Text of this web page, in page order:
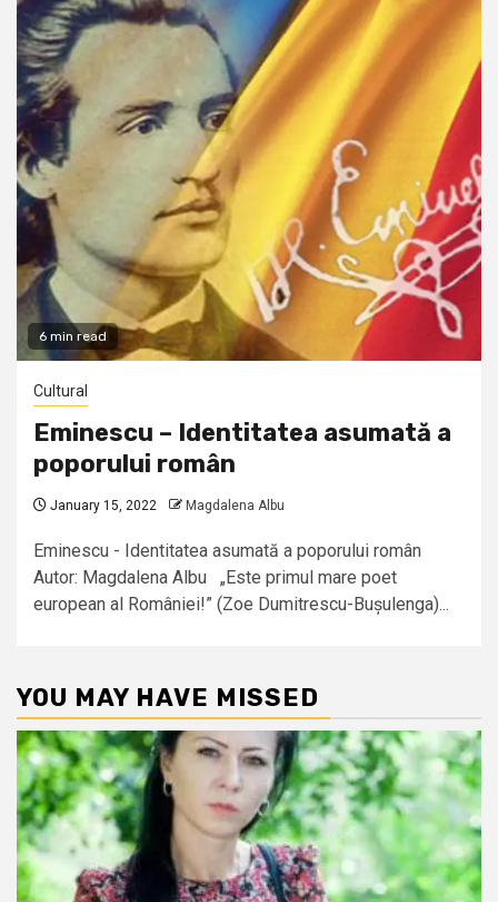
6 min read
Cultural
Eminescu – Identitatea asumată a
poporului român
January 15, 2022 Magdalena Albu
Eminescu - Identitatea asumată a poporului român
Autor: Magdalena Albu „Este primul mare poet
european al României!” (Zoe Dumitrescu-Bușulenga)...
YOU MAY HAVE MISSED